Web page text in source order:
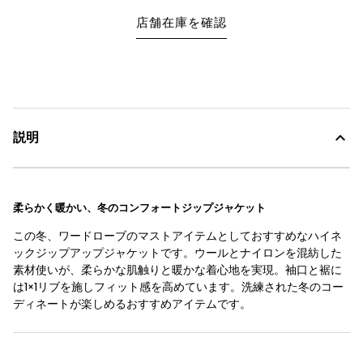
店舗在庫を確認
説明
柔らかく暖かい、冬のコンフォートジップジャケット
この冬、ワードローブのマストアイテムとしておすすめなハイネ
ックジップアップジャケットです。ウールとナイロンを混紡した
素材使いが、柔らかな肌触りと暖かな着心地を実現。袖口と裾に
は1×1リブを施しフィット感を高めています。洗練された冬のコー
ディネートが楽しめるおすすめアイテムです。